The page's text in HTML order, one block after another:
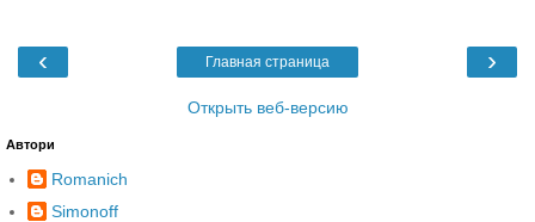
‹ ›
Главная страница
Открыть веб-версию
Автори
Romanich
Simonoff